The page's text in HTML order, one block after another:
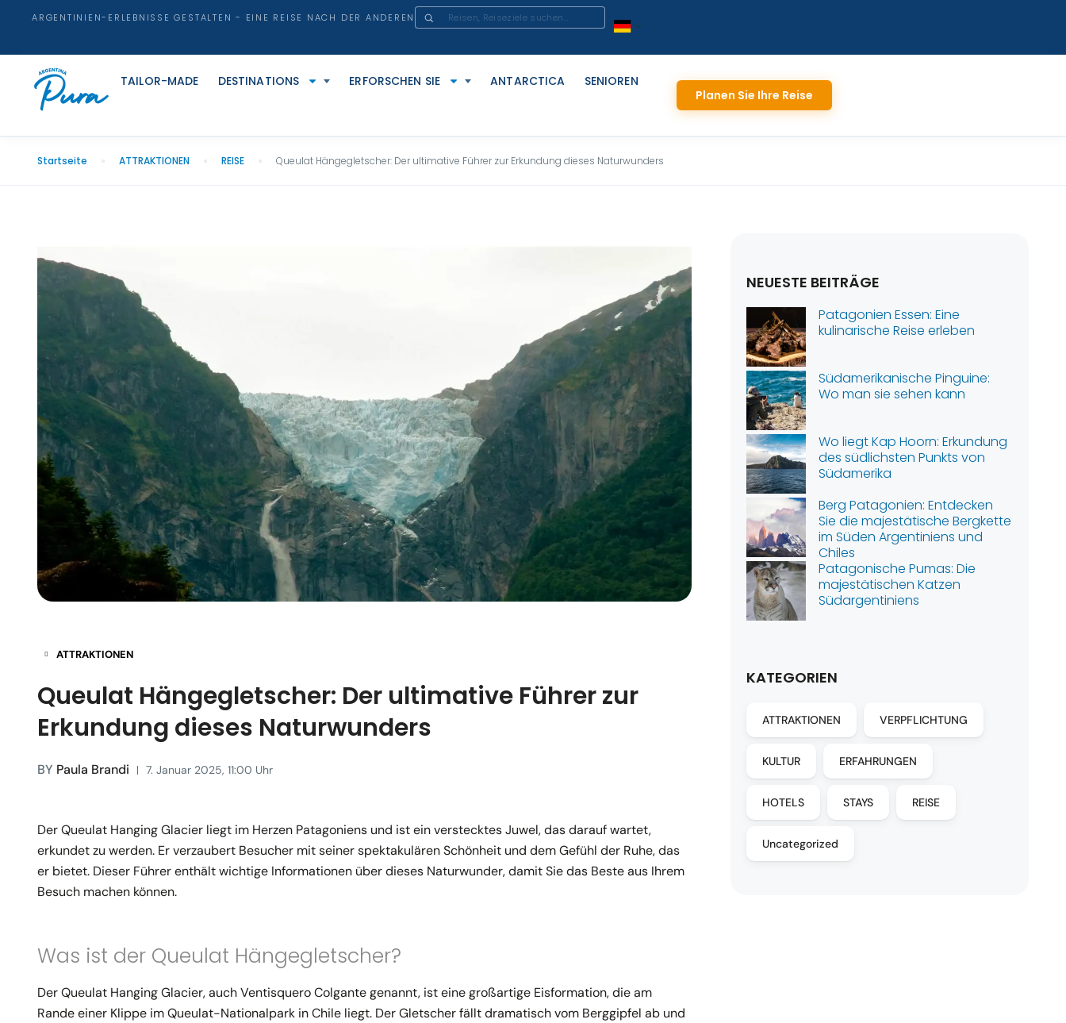
ARGENTINIEN-ERLEBNISSE GESTALTEN - EINE REISE NACH DER ANDEREN
TAILOR-MADE DESTINATIONS ERFORSCHEN SIE ANTARCTICA
SENIOREN
Planen Sie Ihre Reise
Startseite ATTRAKTIONEN REISE Queulat Hängegletscher: Der ultimative Führer zur Erkundung dieses Naturwunders
ATTRAKTIONEN
Queulat Hängegletscher: Der ultimative Führer zur
Erkundung dieses Naturwunders
BY Paula Brandi 7. Januar 2025, 11:00 Uhr
Der Queulat Hanging Glacier liegt im Herzen Patagoniens und ist ein verstecktes Juwel, das darauf wartet,
erkundet zu werden. Er verzaubert Besucher mit seiner spektakulären Schönheit und dem Gefühl der Ruhe, das
er bietet. Dieser Führer enthält wichtige Informationen über dieses Naturwunder, damit Sie das Beste aus Ihrem
Besuch machen können.
Was ist der Queulat Hängegletscher?
Der Queulat Hanging Glacier, auch Ventisquero Colgante genannt, ist eine großartige Eisformation, die am
Rande einer Klippe im Queulat-Nationalpark in Chile liegt. Der Gletscher fällt dramatisch vom Berggipfel ab und
NEUESTE BEITRÄGE
Patagonien Essen: Eine
kulinarische Reise erleben
Südamerikanische Pinguine:
Wo man sie sehen kann
Wo liegt Kap Hoorn: Erkundung
des südlichsten Punkts von
Südamerika
Berg Patagonien: Entdecken
Sie die majestätische Bergkette
im Süden Argentiniens und
Chiles
Patagonische Pumas: Die
majestätischen Katzen
Südargentiniens
KATEGORIEN
ATTRAKTIONEN VERPFLICHTUNG
KULTUR ERFAHRUNGEN
HOTELS STAYS REISE
Uncategorized